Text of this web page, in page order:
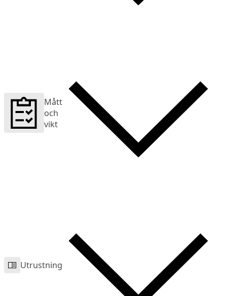
Mått
och
vikt
Utrustning